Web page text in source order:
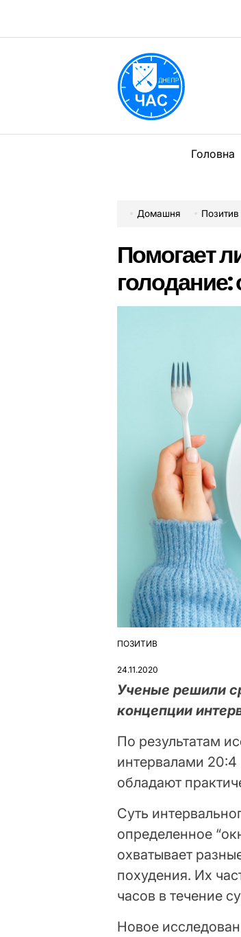
вмісту
Головна
Домашня Позитив
Помогает
голодание:
ОПУБЛІКУВАТИ
ПОЗИТИВ
24.11.2020
Ученые решили
концепции
По результатам
интервалами
обладают
Суть
определенное
охватывает
похудения. Их
часов в течение
Новое